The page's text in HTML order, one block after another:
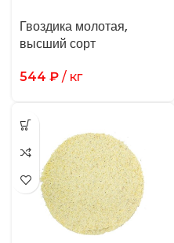
Гвоздика молотая,
высший сорт
544 ₽ / кг